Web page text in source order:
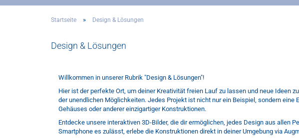
Aluprofil 30 Slot 8Winkel- und Eckverbinder
Startseite » Design & Lösungen
Design & Lösungen
Willkommen in unserer Rubrik "Design & Lösungen"!
Hier ist der perfekte Ort, um deiner Kreativität freien Lauf zu lassen und neue Ideen
der unendlichen Möglichkeiten. Jedes Projekt ist nicht nur ein Beispiel, sondern
Gehäuses oder anderer einzigartiger Konstruktionen.
Entdecke unsere interaktiven 3D-Bilder, die dir ermöglichen, jedes Design aus allen
Smartphone es zulässt, erlebe die Konstruktionen direkt in deiner Umgebung via